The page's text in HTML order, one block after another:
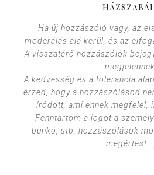
Ha új hozzászóló vagy, az
moderálás alá kerül, és az
A visszatérő hozzászólók
A kedvesség és a tolerancia
érzed, hogy a hozzászólásod
íródott, ami ennek megfelel,
Fenntartom a jogot a
bunkó, stb. hozzászólások
megértést.